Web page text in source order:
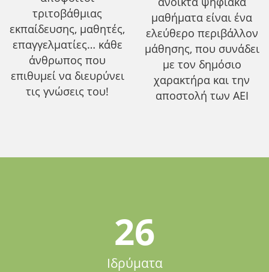
τριτοβάθμιας
εκπαίδευσης, μαθητές,
επαγγελματίες… κάθε
άνθρωπος που
επιθυμεί να διευρύνει
τις γνώσεις του!
μαθήματα είναι ένα
ελεύθερο περιβάλλον
μάθησης, που συνάδει
με τον δημόσιο
χαρακτήρα και την
αποστολή των ΑΕΙ
26
Ιδρύματα